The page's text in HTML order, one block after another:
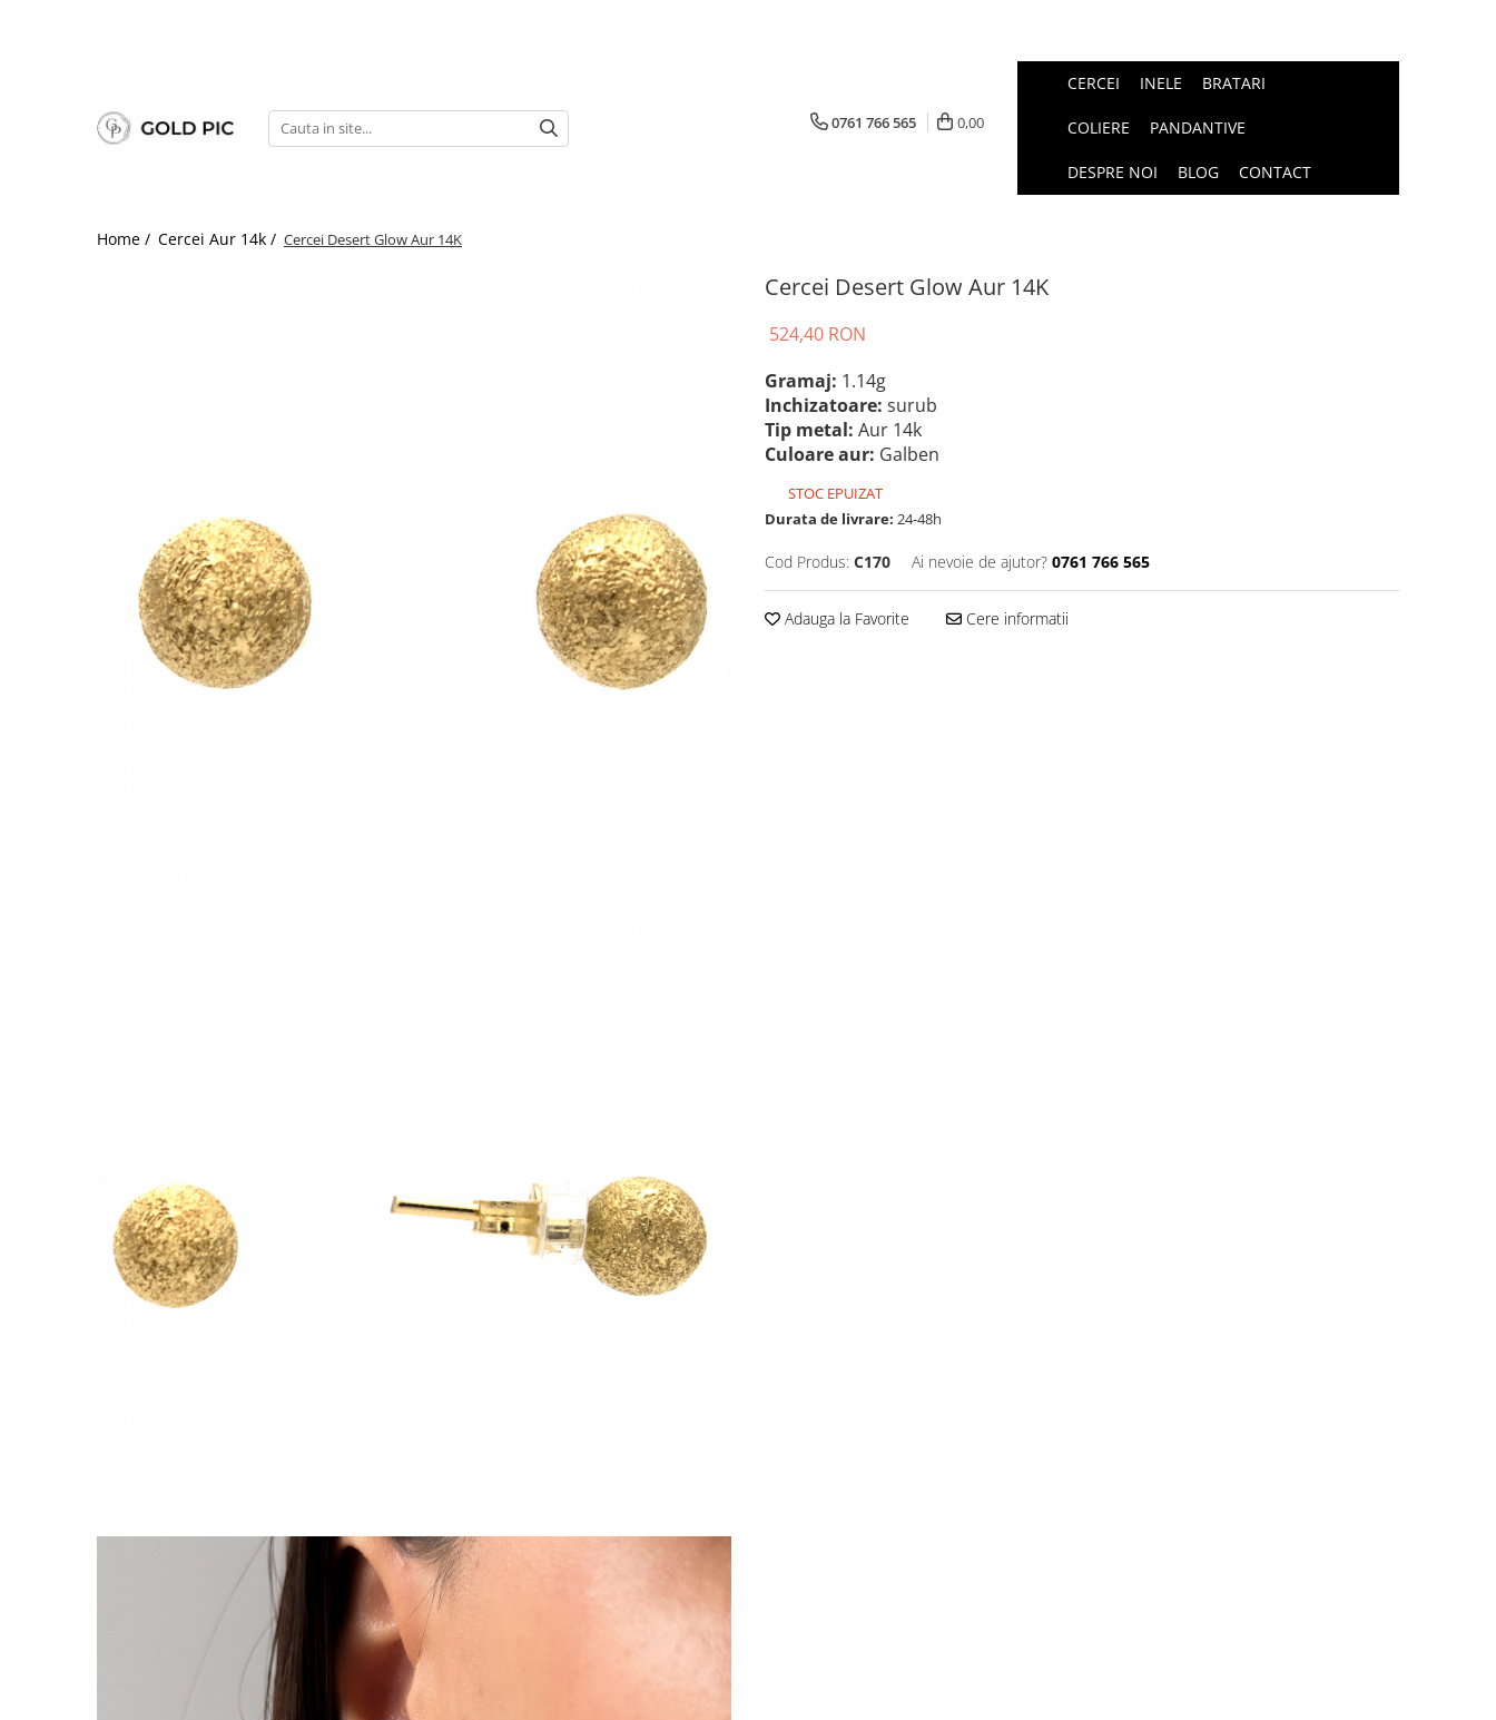
0761 766 565 0,00
CERCEI INELE BRATARI
COLIERE PANDANTIVE
DESPRE NOI BLOG CONTACT
Home / Cercei Aur 14k / Cercei Desert Glow Aur 14K
Cercei Desert Glow Aur 14K
524,40 RON
Gramaj: 1.14g
Inchizatoare: surub
Tip metal: Aur 14k
Culoare aur: Galben
STOC EPUIZAT
Durata de livrare: 24-48h
Cod Produs: C170 Ai nevoie de ajutor? 0761 766 565
Adauga la Favorite Cere informatii